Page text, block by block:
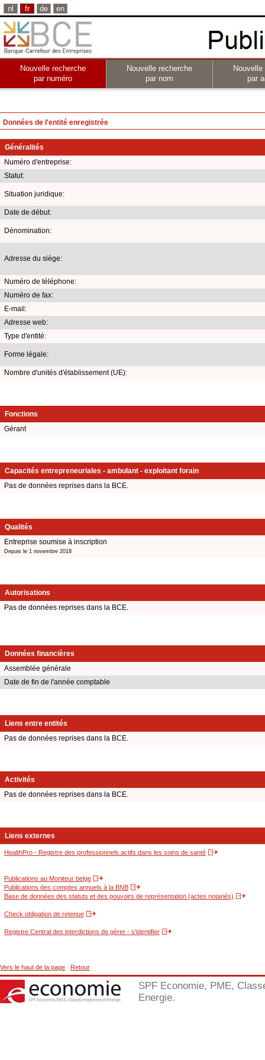
nl fr de en
Nouvelle recherche
par numéro
Nouvelle recherche
par nom
par
Données de l'entité enregistrée
Généralités
Numéro d'entreprise:
Statut:
Situation juridique:
Date de début:
Dénomination:
Adresse du siège:
Numéro de téléphone:
Numéro de fax:
E-mail:
Adresse web:
Type d'entité:
Forme légale:
Nombre d'unités d'établissement (UE):
Fonctions
Gérant
Capacités entrepreneuriales - ambulant - exploitant forain
Pas de données reprises dans la BCE.
Qualités
Entreprise soumise à inscription
Depuis le 1 novembre 2018
Autorisations
Pas de données reprises dans la BCE.
Données financières
Assemblée générale
Date de fin de l'année comptable
Liens entre entités
Pas de données reprises dans la BCE.
Activités
Pas de données reprises dans la BCE.
Liens externes
HealthPro - Registre des professionnels actifs dans les soins de santé
Publications au Moniteur belge
Publications des comptes annuels à la BNB
Base de données des statuts et des pouvoirs de représentation (actes notariés)
Check obligation de retenue
Registre Central des interdictions de gérer - s'identifier
Vers le haut de la page Retour
SPF Economie, PME,
Energie.